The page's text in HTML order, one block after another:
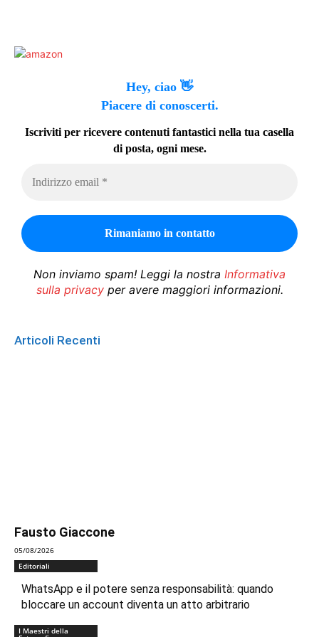
Hey, ciao 👋
Piacere di conoscerti.
Iscriviti per ricevere contenuti fantastici nella tua casella
di posta, ogni mese.
Non inviamo spam! Leggi la nostra Informativa
sulla privacyper avere maggiori informazioni.
Articoli Recenti
Fausto Giaccone
05/08/2026
Editoriali
WhatsApp e il potere senza responsabilità: quando
bloccare un account diventa un atto arbitrario
I Maestri della